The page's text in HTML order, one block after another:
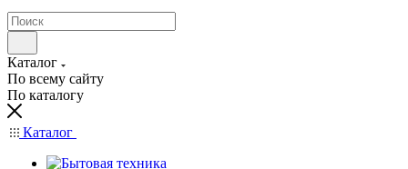
Каталог
По всему сайту
По каталогу
Каталог